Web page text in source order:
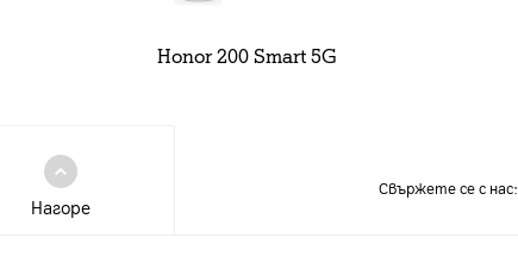
Honor 200 Smart 5G
Нагоре
Свържете се с нас: